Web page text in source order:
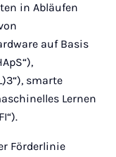
in Abläufen
auf Basis
smarte
Lernen
Förderlinie